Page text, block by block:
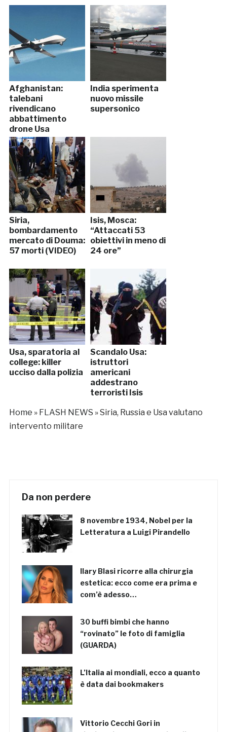
Afghanistan:
talebani
rivendicano
abbattimento
drone Usa
India sperimenta
nuovo missile
supersonico
Siria,
bombardamento
mercato di Douma:
57 morti (VIDEO)
Isis, Mosca:
“Attaccati 53
obiettivi in meno di
24 ore”
Usa, sparatoria al
college: killer
ucciso dalla polizia
Scandalo Usa:
istruttori
americani
addestrano
terroristi Isis
Home » FLASH NEWS »Siria, Russia e Usa valutano
intervento militare
Da non perdere
8 novembre 1934, Nobel per la
Letteratura a Luigi Pirandello
Ilary Blasi ricorre alla chirurgia
estetica: ecco come era prima e
com’è adesso…
30 buffi bimbi che hanno
“rovinato” le foto di famiglia
(GUARDA)
L’Italia ai mondiali, ecco a quanto
è data dai bookmakers
Vittorio Cecchi Gori in